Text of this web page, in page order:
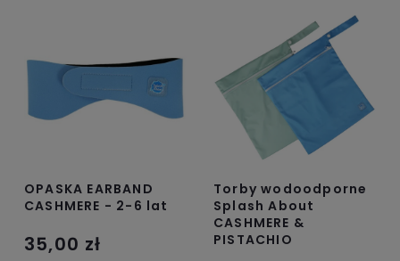
OPASKA EARBAND
CASHMERE - 2-6 lat
35,00 zł
Torby wodoodporne
Splash About
CASHMERE &
PISTACHIO